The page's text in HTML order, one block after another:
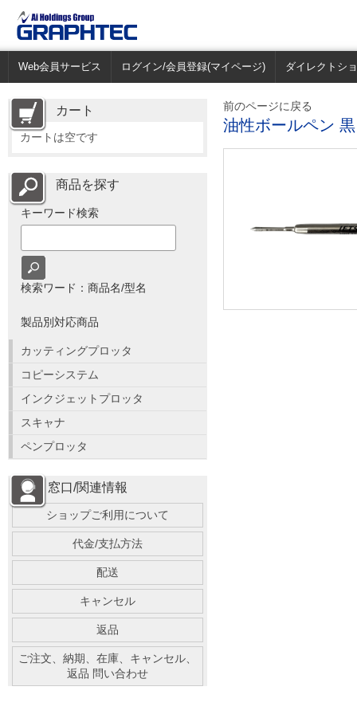
Web会員サービス ログイン/会員登録(マイページ) ダイレクトシ
前のページに戻る
油性ボールペン 黒
カート
カートは空です
商品を探す
キーワード検索
検索ワード：商品名/型名
製品別対応商品
カッティングプロッタ
コピーシステム
インクジェットプロッタ
スキャナ
ペンプロッタ
窓口/関連情報
ショップご利用について
代金/支払方法
配送
キャンセル
返品
ご注文、納期、在庫、キャンセル、
返品 問い合わせ